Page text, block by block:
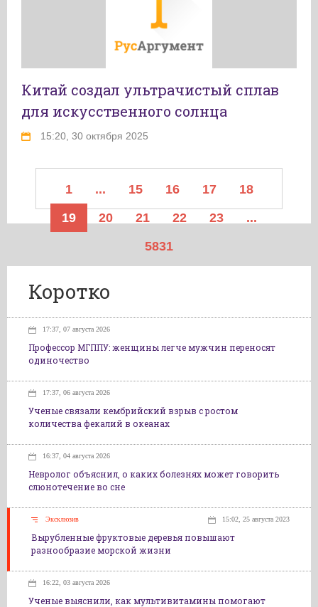
Китай создал ультрачистый сплав
для искусственного солнца
15:20, 30 октября 2025
1 ... 15 16 17
18
19
20 21 22 23
...
5831
Коротко
17:37, 07 августа 2026
Профессор МГППУ: женщины легче мужчин переносят
одиночество
17:37, 06 августа 2026
Ученые связали кембрийский взрыв с ростом
количества фекалий в океанах
16:37, 04 августа 2026
Невролог объяснил, о каких болезнях может говорить
слюнотечение во сне
Эксклюзив 15:02, 25 августа 2023
Вырубленные фруктовые деревья повышают
разнообразие морской жизни
16:22, 03 августа 2026
Ученые выяснили, как мультивитамины помогают